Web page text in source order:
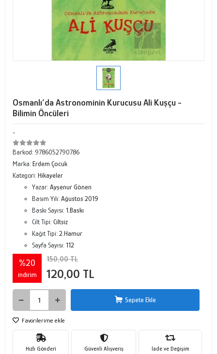
Osmanlı’da Astronominin Kurucusu Ali Kuşçu -
Bilimin Öncüleri
-
Barkod: 9786052790786
Marka: Erdem Çocuk
Kategori: Hikayeler
Yazar: Ayşenur Gönen
Basım Yılı: Ağustos 2019
Baskı Sayısı: 1.Baskı
Cilt Tipi: Ciltsiz
Kağıt Tipi: 2.Hamur
Sayfa Sayısı: 112
%20
indirim
150,00 TL
120,00 TL
Sepete Ekle
Favorilerime ekle
Hızlı Gönderi Güvenli Alışveriş İade ve Değişim